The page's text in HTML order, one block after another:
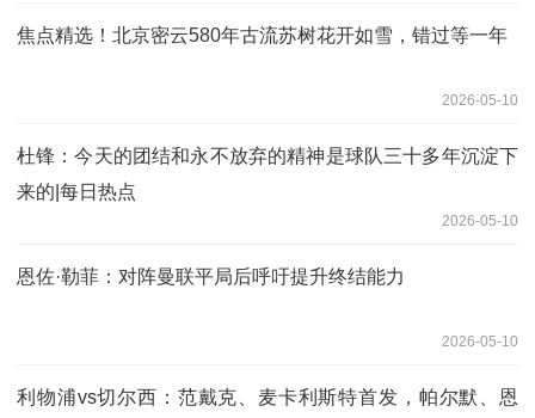
焦点精选！北京密云580年古流苏树花开如雪，错过等一年
2026-05-10
杜锋：今天的团结和永不放弃的精神是球队三十多年沉淀下
来的|每日热点
2026-05-10
恩佐·勒菲：对阵曼联平局后呼吁提升终结能力
2026-05-10
利物浦vs切尔西：范戴克、麦卡利斯特首发，帕尔默、恩